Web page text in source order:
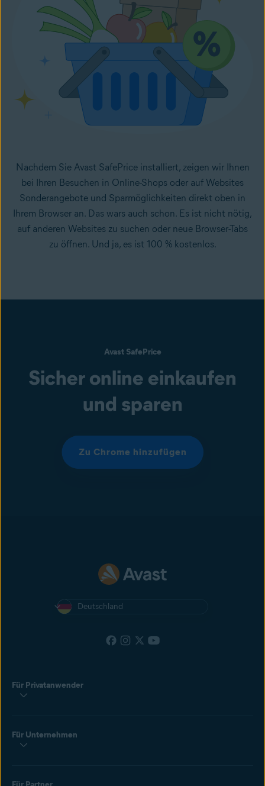
Nachdem Sie Avast SafePrice installiert, zeigen wir Ihnen
bei Ihren Besuchen in Online-Shops oder auf Websites
Sonderangebote und Sparmöglichkeiten direkt oben in
Ihrem Browser an. Das wars auch schon. Es ist nicht nötig,
auf anderen Websites zu suchen oder neue Browser-Tabs
zu öffnen. Und ja, es ist 100 % kostenlos.
Avast SafePrice
Sicher online einkaufen
und sparen
Zu Chrome hinzufügen
Deutschland
Für Privatanwender
Für Unternehmen